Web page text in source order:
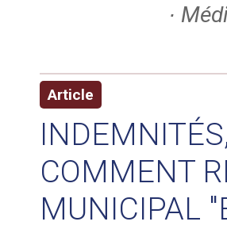
∙
Article
COMMENT
MUNICIPAL